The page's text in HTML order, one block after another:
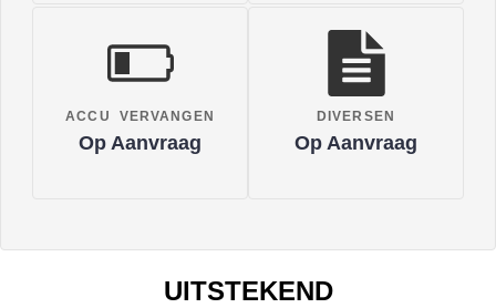
ACCU VERVANGEN
Op Aanvraag
DIVERSEN
Op Aanvraag
UITSTEKEND